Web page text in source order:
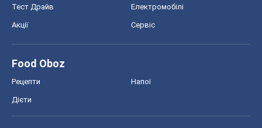
Тест Драйв Електромобілі
Акції Сервіс
Food Oboz
Рецепти Напої
Дієти